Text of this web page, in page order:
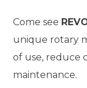
Come see
unique rotary
of use, reduce
maintenance.